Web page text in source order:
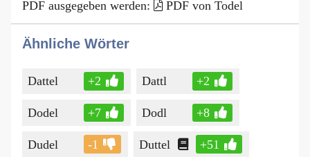
PDF ausgegeben werden:
PDF von Todel
Ähnliche Wörter
Dattel +2 Dattl +2
Dodel +7 Dodl +8
Dudel -1 Duttel +51